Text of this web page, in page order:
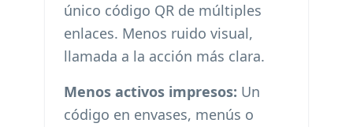
único código QR de múltiples
enlaces. Menos ruido visual,
llamada a la acción más clara.
Menos activos impresos: Un
código en envases, menús o